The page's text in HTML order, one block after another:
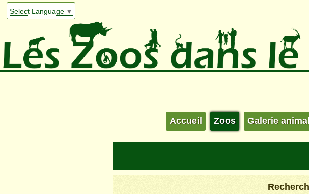
Select Language ▼
Accueil Zoos Galerie